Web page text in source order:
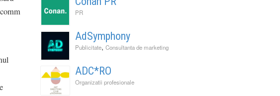
PR
AdSymphony
Publicitate, Consultanta de marketing
ADC*RO
Organizatii profesionale